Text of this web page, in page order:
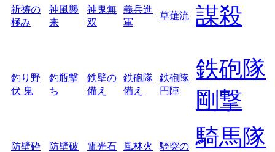
祈祷の
極み
神風襲
来
神鬼無
双
義兵進
軍
草薙流 謀殺
釣り野
伏 鬼
釣瓶撃
ち
鉄壁の
備え
鉄砲隊
備え
鉄砲隊
円陣
鉄砲隊
剛撃
防壁砕
防壁破
電光石
風林火
騎突の
騎馬隊